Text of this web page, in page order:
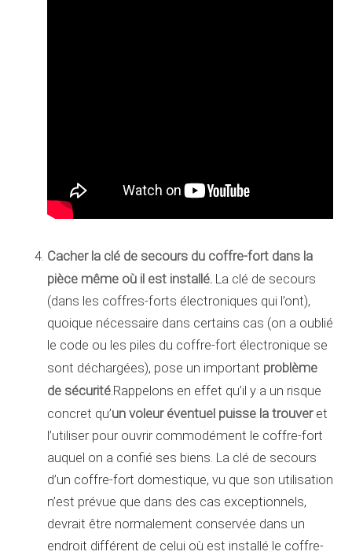
Cacher la clé de secours du coffre-fort dans la
pièce même où il est installé. La clé de secours
(dans les coffres-forts électroniques qui l’ont),
quoique nécessaire dans certains cas (on a oublié
le code ou les piles du coffre-fort électronique se
sont déchargées), pose un important problème
de sécurité .Rappelons en effet qu’il y a un risque
concret qu’un voleur éventuel puisse la trouver et
l’utiliser pour ouvrir commodément le coffre-fort
auquel on a confié ses biens. La clé de secours
d’un coffre-fort domestique, vu que son utilisation
n’est prévue que dans des cas exceptionnels,
devrait être normalement conservée dans un
endroit différent de celui où est installé le coffre-